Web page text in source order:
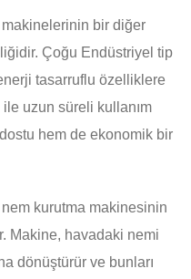
bir diğer
Çoğu Endüstriyel tip
tasarruflu özelliklere
uzun süreli kullanım
hem de ekonomik bir
kurutma makinesinin
Makine, havadaki nemi
dönüştürür ve bunları